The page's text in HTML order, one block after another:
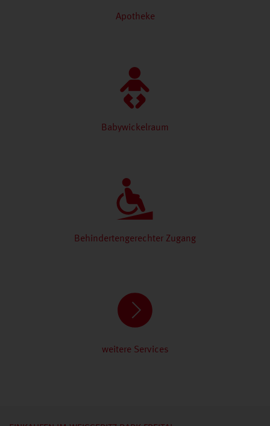
Apotheke
Babywickelraum
Behindertengerechter Zugang
weitere Services